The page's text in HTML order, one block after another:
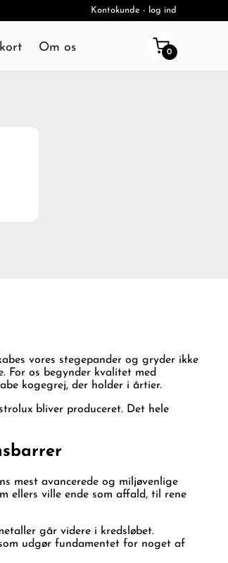
Kontokunde - log ind
Om os 0
vores stegepander og gryder ikke
For os begynder kvalitet med
kogegrej, der holder i årtier.
bliver produceret. Det hele
mest avancerede og miljøvenlige
ellers ville ende som affald, til rene
går videre i kredsløbet.
udgør fundamentet for noget af